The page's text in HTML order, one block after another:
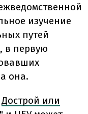
изучение
путей
в первую
она.
Дострой или